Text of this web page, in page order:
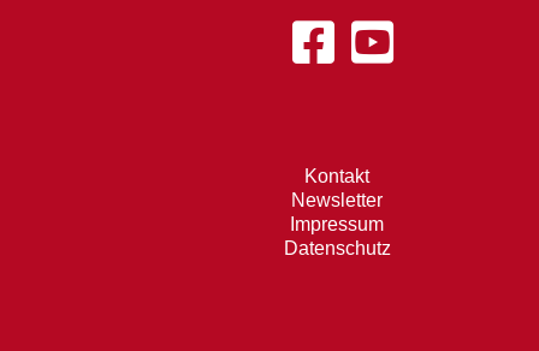
Kontakt
Newsletter
Impressum
Datenschutz